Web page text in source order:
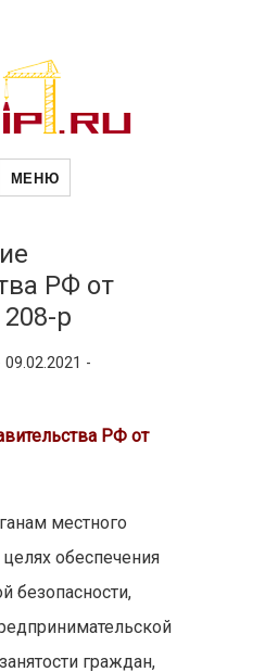
и
МЕНЮ
РФ от
р
09.02.2021 -
РФ от
местного
обеспечения
безопасности,
граждан,